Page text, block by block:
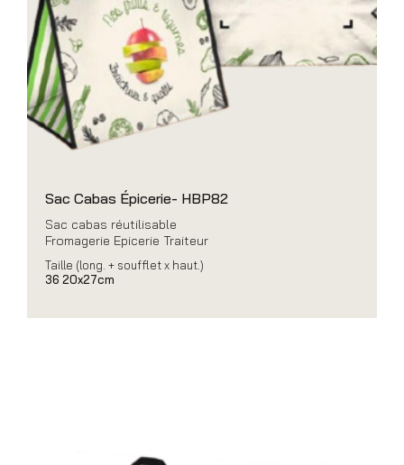
Sac Cabas Épicerie- HBP82
Sac cabas réutilisable
Fromagerie Epicerie Traiteur
Taille (long. + soufflet x haut.)
36 20x27cm